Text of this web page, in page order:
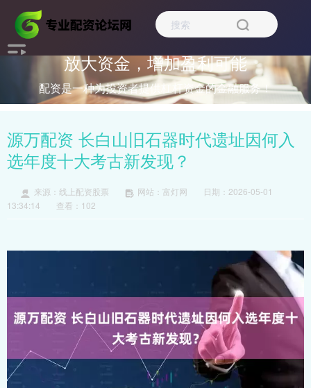
放大资金，增加盈利可能
配资是一种为投资者提供杠杆资金的金融服务！
源万配资 长白山旧石器时代遗址因何入
选年度十大考古新发现？
来源：线上配资股票 网站：富灯网
日期：2026-05-01
13:34:14
查看：102